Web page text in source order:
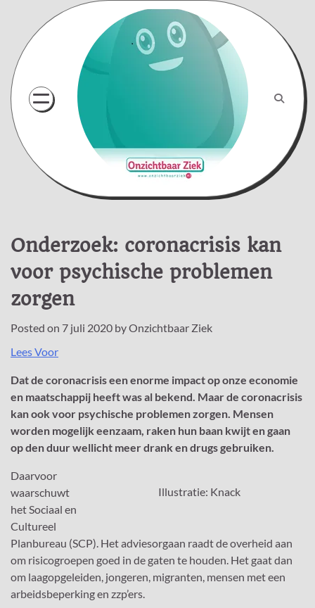
content
Onderzoek: coronacrisis kan
voor psychische problemen
zorgen
Posted on 7 juli 2020 byOnzichtbaar Ziek
Lees Voor
Dat de coronacrisis een enorme impact op onze economie
en maatschappij heeft was al bekend. Maar de coronacrisis
kan ook voor psychische problemen zorgen. Mensen
worden mogelijk eenzaam, raken hun baan kwijt en gaan
op den duur wellicht meer drank en drugs gebruiken.
Illustratie: Knack
Daarvoor
waarschuwt
het Sociaal en
Cultureel
Planbureau (SCP). Het adviesorgaan raadt de overheid aan
om risicogroepen goed in de gaten te houden. Het gaat dan
om laagopgeleiden, jongeren, migranten, mensen met een
arbeidsbeperking en zzp’ers.